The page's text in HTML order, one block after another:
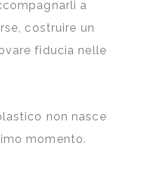
a
costruire un
fiducia nelle
non nasce
momento.